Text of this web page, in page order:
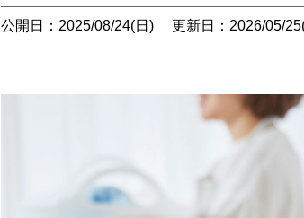
公開日：2025/08/24(日) 更新日：2026/05/